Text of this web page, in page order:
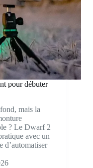
pour débuter
mais la
? Le Dwarf 2
avec un
d’automatiser